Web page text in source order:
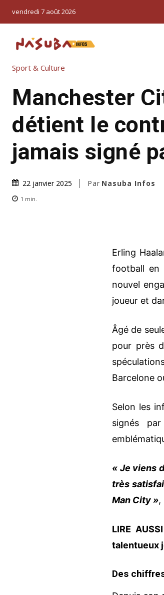
vendredi 7 août 2026
Sport & Culture
Manchester
détient le
jamais signé
22 janvier 2025 Par Nasuba Infos
1 min.
Erling
football en
nouvel
joueur et
Âgé de
pour près
Barcelone
Selon les
signés
« Je viens
très
Man City »,
LIRE
talentueux
Des